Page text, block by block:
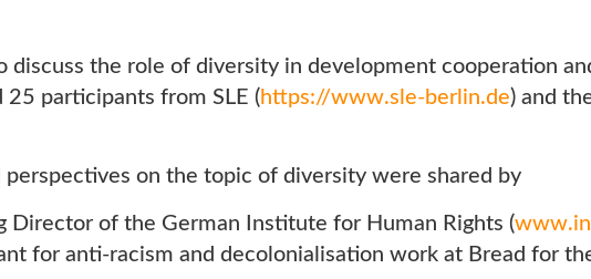
discuss the role of diversity in development cooperation
25 participants from SLE (https://www.sle-berlin.de) and
on the topic of diversity were shared by
Director of the German Institute for Human Rights (
for anti-racism and decolonialisation work at Bread for